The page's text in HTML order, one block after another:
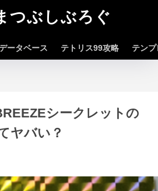
つぶしぶろぐ
ータベース テトリス99攻略 テン
シークレットの
ヤバい？